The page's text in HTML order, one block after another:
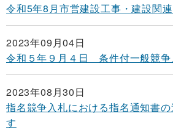
令和5年8月市営建設工事・建設関
2023年09月04日
令和５年９月４日 条件付一般競争
2023年08月30日
指名競争入札における指名通知書
す